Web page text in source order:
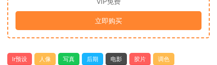
立即购买
lr预设 人像 写真 后期 电影 胶片 调色